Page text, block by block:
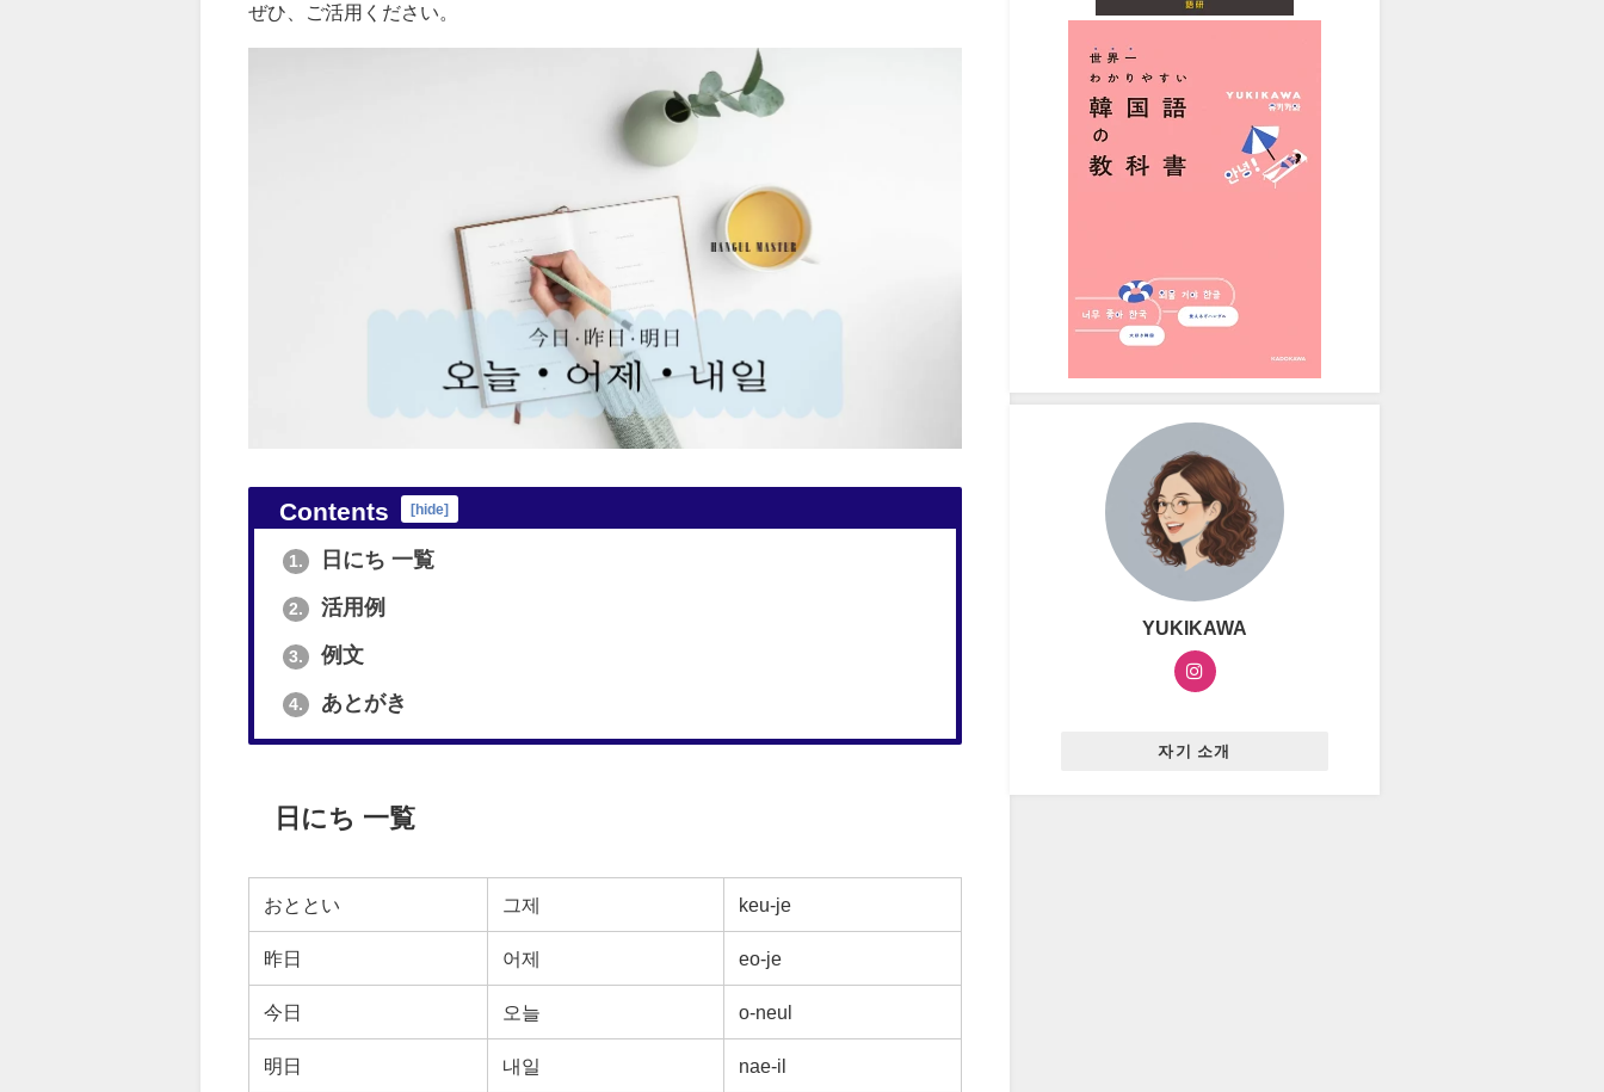
ぜひ、ご活用ください。
Contents [hide]
1. 日にち 一覧
2. 活用例
3. 例文
4. あとがき
日にち 一覧
おととい 그제 keu-je
昨日 어제 eo-je
今日 오늘 o-neul
明日 내일 nae-il
YUKIKAWA
자기 소개